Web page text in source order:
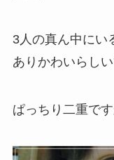
3人の真ん中にい
ありかわいらしい
ぱっちり二重で